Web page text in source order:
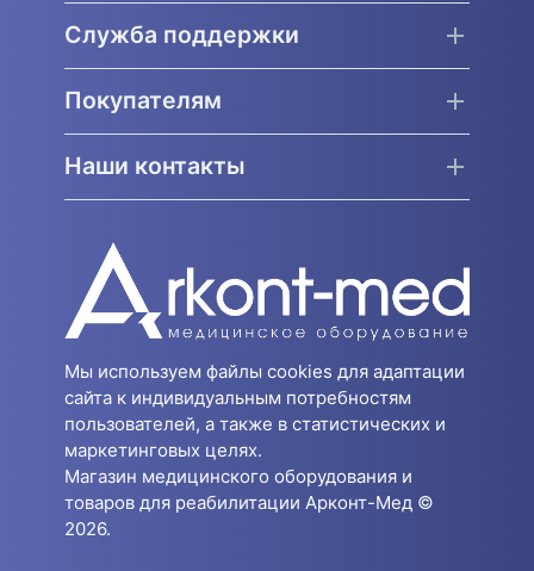
Служба поддержки
Покупателям
Наши контакты
Мы используем файлы cookies для адаптации
сайта к индивидуальным потребностям
пользователей, а также в статистических и
маркетинговых целях.
Магазин медицинского оборудования и
товаров для реабилитации Арконт-Мед ©
2026.